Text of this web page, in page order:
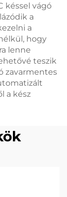
késsel vágó
a
a
hogy
lenne
teszik
zavarmentes
a kész